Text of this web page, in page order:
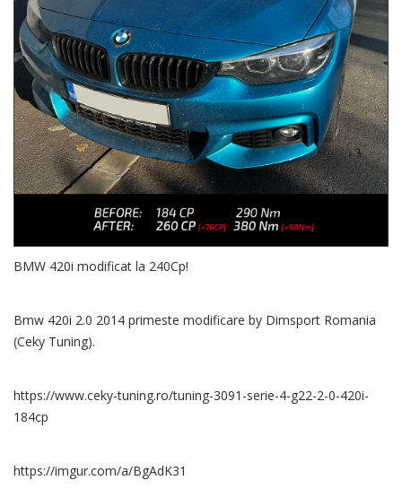
BMW 420i modificat la 240Cp!
Bmw 420i 2.0 2014 primeste modificare by Dimsport Romania
(Ceky Tuning).
https://www.ceky-tuning.ro/tuning-3091-serie-4-g22-2-0-420i-
184cp
https://imgur.com/a/BgAdK31